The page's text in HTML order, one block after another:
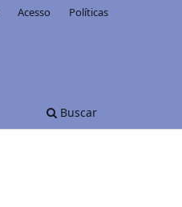
Buscar
Acesso Políticas